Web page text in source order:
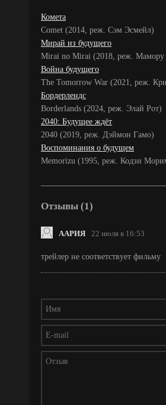
Комета
Comet (2014, реж. Сэм Эсмейл)
Мирай из будущего
Mirai no Mirai (2018, реж. Мамору
Война будущего
The Tomorrow War (2021, реж.
Бордерлендс
Borderlands (2024, реж. Элай Рот)
2040: Будущее ждёт
2040 (2019, реж. Дэймон Гамо)
Воспоминания о будущем
Memorizu (1995, реж. Кодзи
Отзывы (1)
ААРИЯ 22 июля в 16:53
трейлер не соответствует фильму